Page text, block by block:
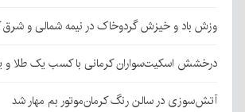
وزش باد و خیزش گردوخاک در نیمه شمالی و شرق
درخشش اسکیت‌سواران کرمانی با کسب یک طلا و
آتش‌سوزی در سالن رنگ کرمان‌موتور بم مهار شد